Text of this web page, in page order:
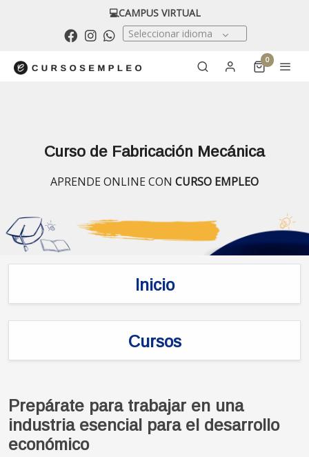
💻CAMPUS VIRTUAL
Seleccionar idioma
0
Curso de Fabricación Mecánica
APRENDE ONLINE CON CURSO EMPLEO
Inicio
Cursos
Prepárate para trabajar en una
industria esencial para el desarrollo
económico